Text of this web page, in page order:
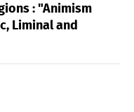
: "Animism
Liminal and